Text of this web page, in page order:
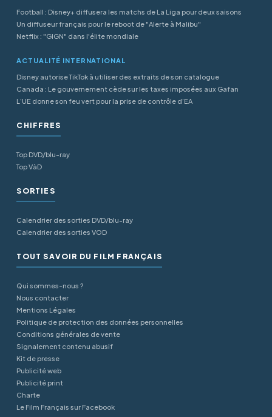
Football : Disney+ diffusera les matchs de La Liga pour deux saisons
Un diffuseur français pour le reboot de "Alerte à Malibu"
Netflix : "GIGN" dans l'élite mondiale
ACTUALITÉ INTERNATIONAL
Disney autorise TikTok à utiliser des extraits de son catalogue
Canada : Le gouvernement cède sur les taxes imposées aux Gafan
L’UE donne son feu vert pour la prise de contrôle d’EA
CHIFFRES
Top DVD/blu-ray
Top VàD
SORTIES
Calendrier des sorties DVD/blu-ray
Calendrier des sorties VOD
TOUT SAVOIR DU FILM FRANÇAIS
Qui sommes-nous ?
Nous contacter
Mentions Légales
Politique de protection des données personnelles
Conditions générales de vente
Signalement contenu abusif
Kit de presse
Publicité web
Publicité print
Charte
Le Film Français sur Facebook